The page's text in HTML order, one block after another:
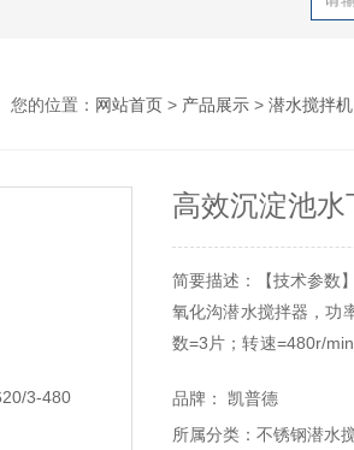
您的位置： 网站首页 > 产品展示 > 潜水搅拌机
高效沉淀池
简要描述：【技术参数
氧化沟潜水搅拌器，功
数=3片；转速=480r/
品牌： 凯普德
所属分类：不锈钢潜水